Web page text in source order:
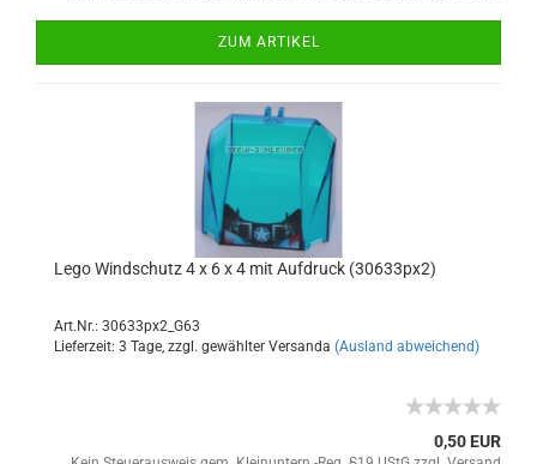
ZUM ARTIKEL
Lego Windschutz 4 x 6 x 4 mit Aufdruck (30633px2)
Art.Nr.: 30633px2_G63
Lieferzeit: 3 Tage, zzgl. gewählter Versanda (Ausland abweichend)
0,50 EUR